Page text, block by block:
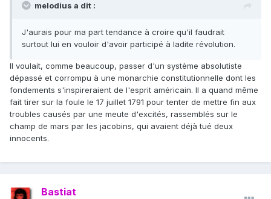
melodius a dit :
J'aurais pour ma part tendance à croire qu'il faudrait
surtout lui en vouloir d'avoir participé à ladite révolution.
Il voulait, comme beaucoup, passer d'un système absolutiste
dépassé et corrompu à une monarchie constitutionnelle dont les
fondements s'inspireraient de l'esprit américain. Il a quand même
fait tirer sur la foule le 17 juillet 1791 pour tenter de mettre fin aux
troubles causés par une meute d'excités, rassemblés sur le
champ de mars par les jacobins, qui avaient déjà tué deux
innocents.
Bastiat